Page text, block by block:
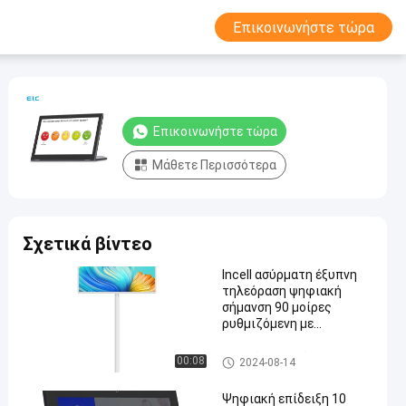
Επικοινωνήστε τώρα
Επικοινωνήστε τώρα
Μάθετε Περισσότερα
Σχετικά βίντεο
00:08
Incell ασύρματη έξυπνη
τηλεόραση ψηφιακή
σήμανση 90 μοίρες
ρυθμιζόμενη με
Σημειώσεις οθόνης αφής
2024-08-14
Ψηφιακή επίδειξη 10